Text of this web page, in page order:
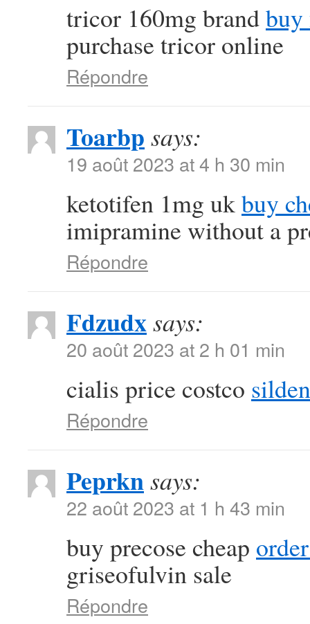
tricor 160mg brandbuy
purchase tricor online
Répondre
Toarbp says:
19 août 2023 at 4 h 30 min
ketotifen 1mg ukbuy
imipramine without a
Répondre
Fdzudxsays:
20 août 2023 at 2 h 01 min
cialis price costco
Répondre
Peprknsays:
22 août 2023 at 1 h 43 min
buy precose cheap
griseofulvin sale
Répondre